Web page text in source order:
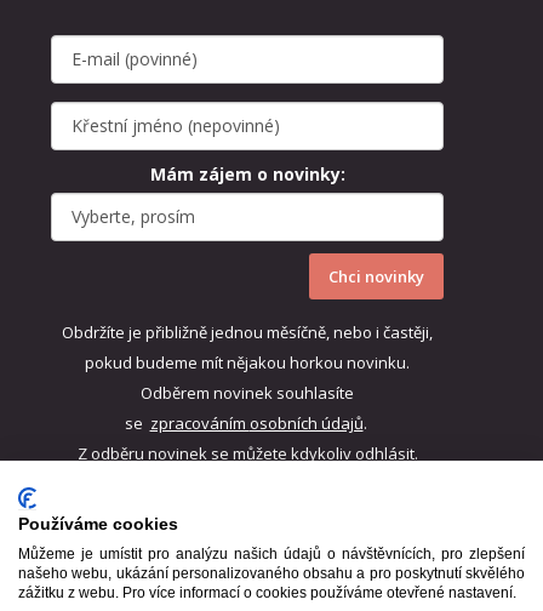
Mám zájem o novinky:
Chci novinky
Obdržíte je přibližně jednou měsíčně, nebo i častěji,
pokud budeme mít nějakou horkou novinku.
Odběrem novinek souhlasíte
se zpracováním osobních údajů.
Z odběru novinek se můžete kdykoliv odhlásit.
© Freya. All rights reserved.
Používáme cookies
Můžeme je umístit pro analýzu našich údajů o návštěvnících, pro zlepšení
našeho webu, ukázání personalizovaného obsahu a pro poskytnutí skvělého
zážitku z webu. Pro více informací o cookies používáme otevřené nastavení.